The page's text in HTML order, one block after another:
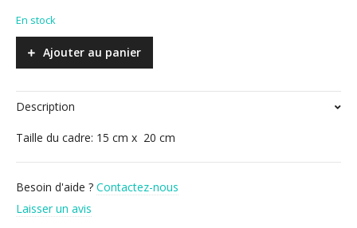
En stock
Ajouter au panier
Description
Taille du cadre: 15 cm x 20 cm
Besoin d'aide ? Contactez-nous
Laisser un avis